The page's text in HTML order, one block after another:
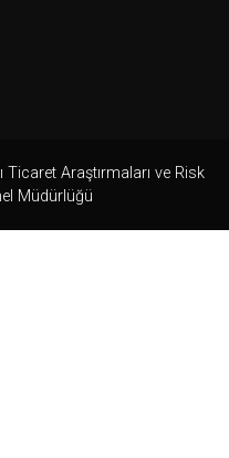
Ticaret Araştırmaları ve Risk
Müdürlüğü